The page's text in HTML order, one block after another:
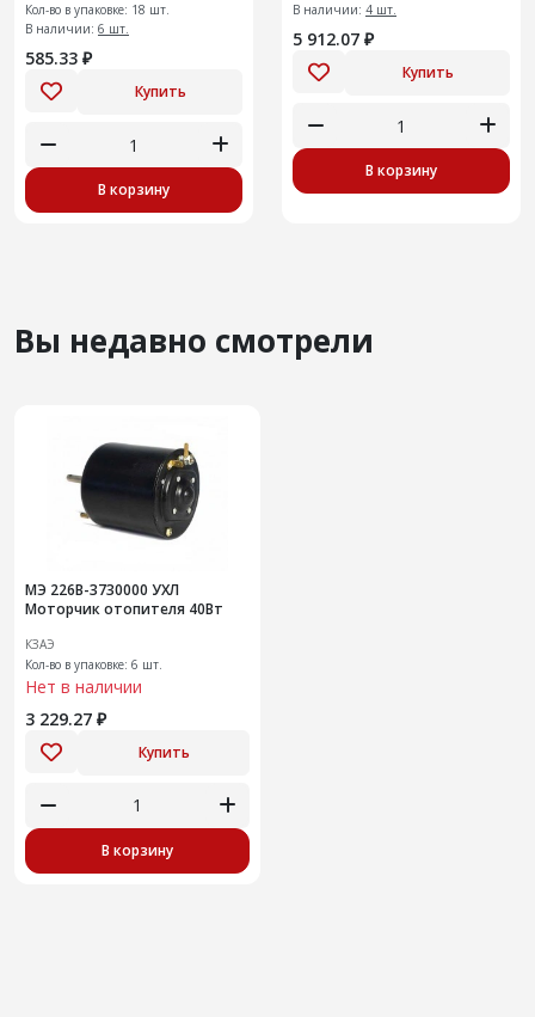
Кол-во в упаковке: 18 шт.
В наличии: 6 шт.
585.33 ₽
Купить
В корзину
В наличии: 4 шт.
5 912.07 ₽
Купить
В корзину
Вы недавно смотрели
МЭ 226В-3730000 УХЛ
Моторчик отопителя 40Вт
КЗАЭ
Кол-во в упаковке: 6 шт.
Нет в наличии
3 229.27 ₽
Купить
В корзину